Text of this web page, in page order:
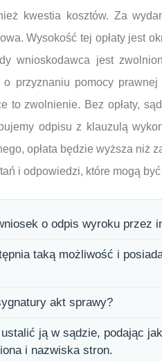
kwestia kosztów. Za
Wysokość tej opłaty jest
wnioskodawca jest
przyznaniu pomocy
to zwolnienie. Bez opłaty,
odpisu z klauzulą
opłata będzie wyższa niż
i odpowiedzi, które mogą
o odpis wyroku przez
taką możliwość i
akt sprawy?
ją w sądzie, podając
i nazwiska stron.